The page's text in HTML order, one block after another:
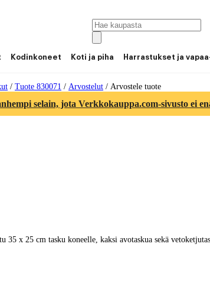
Kodinkoneet Koti ja piha Harrastukset ja
/ Tuote 830071 / Arvostelut / Arvostele tuote
selain, jota Verkkokauppa.com-sivusto ei
35 x 25 cm tasku koneelle, kaksi avotaskua sekä